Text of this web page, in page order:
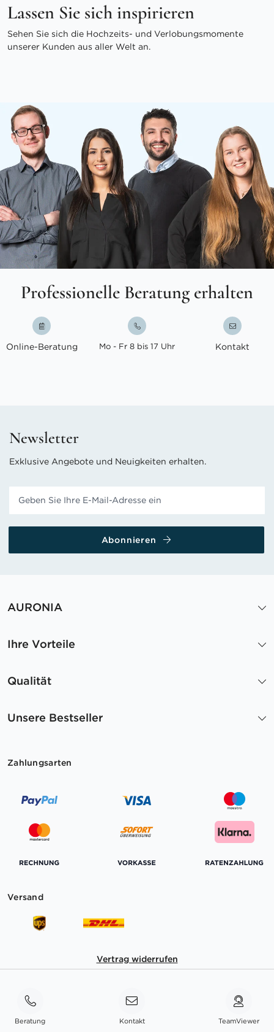
Lassen Sie sich inspirieren
Sehen Sie sich die Hochzeits- und Verlobungsmomente
unserer Kunden aus aller Welt an.
Professionelle Beratung erhalten
Online-Beratung Mo - Fr 8 bis 17 Uhr Kontakt
Newsletter
Exklusive Angebote und Neuigkeiten erhalten.
Abonnieren
AURONIA
Ihre Vorteile
Qualität
Unsere Bestseller
Zahlungsarten
Versand
Vertrag widerrufen
Beratung Kontakt TeamViewer